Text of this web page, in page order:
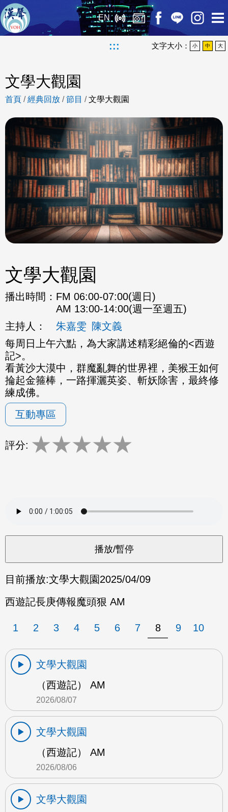
EN
::: 文字大小： 小 中 大
文學大觀園
首頁 /經典回放 /節目 /文學大觀園
文學大觀園
播出時間： FM 06:00-07:00(週日)
AM 13:00-14:00(週一至週五)
主持人：
朱嘉雯 陳文義
每周日上午六點，為大家講述精彩絕倫的<西遊
記>。
看黃沙大漠中，群魔亂舞的世界裡，美猴王如何
掄起金箍棒，一路揮灑英姿、斬妖除害，最終修
練成佛。
互動專區
評分: ★★★★★
目前播放:文學大觀園2025/04/09
西遊記長庚傳報魔頭狠 AM
1 2 3 4 5 6 7 8 9 10
文學大觀園
（西遊記） AM
2026/08/07
文學大觀園
（西遊記） AM
2026/08/06
文學大觀園